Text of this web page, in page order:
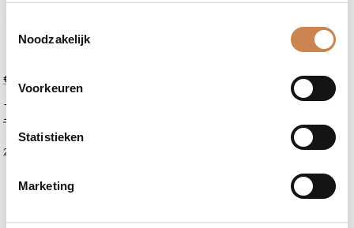
Noodzakelijk
Voorkeuren
Statistieken
Marketing
€
Facial Cleanser [20ml]
20ml